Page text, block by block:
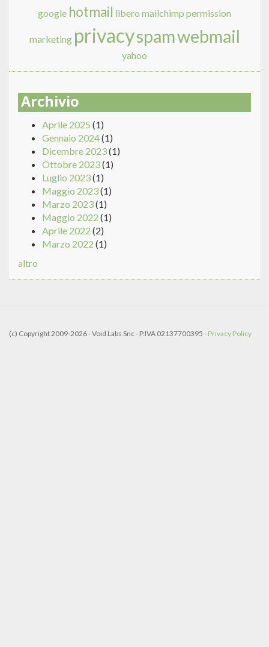
google hotmail libero mailchimp permission
marketing privacyspamwebmail
yahoo
Archivio
Aprile 2025 (1)
Gennaio 2024(1)
Dicembre 2023(1)
Ottobre 2023(1)
Luglio 2023(1)
Maggio 2023(1)
Marzo 2023(1)
Maggio 2022 (1)
Aprile 2022 (2)
Marzo 2022 (1)
altro
(c) Copyright 2009-2026 - Void Labs Snc - P.IVA 02137700395 - Privacy Policy